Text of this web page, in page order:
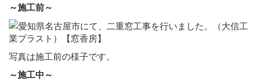
～施工前～
写真は施工前の様子です。
～施工中～